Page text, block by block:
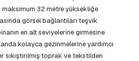
32 metre yüksekliğe
görsel bağlantıları teşvik
en alt seviyelerine girmesine
kolayca gezinmelerine yardımcı
toprak ve tekstilden